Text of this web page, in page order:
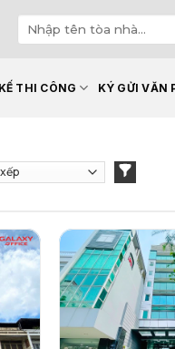
THI CÔNG KÝ GỬI VĂN